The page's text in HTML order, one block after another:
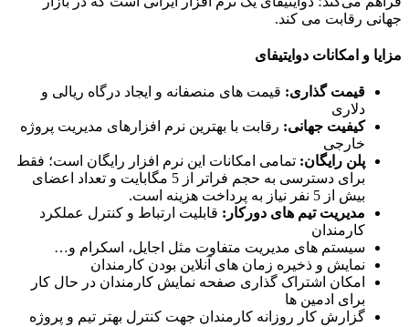
رقابت می کند.
و امکانات دوایتیفای
قیمت گذاری:قیمت های منصفانه و ایجاد درگاه ریالی و
دلاری
کیفیت جهانی:رقابت با بهترین نرم افزارهای مدیریت پروژه
خارجی
پلن رایگان:تمامی امکانات این نرم افزار رایگان است؛ فقط
برای دسترسی به حجم فراتر از 5 مگابایت و تعداد اعضای
بیش از 5 نفر نیاز به پرداخت هزینه است.
مدیریت تیم های دورکار:قابلیت ارتباط و کنترل عملکرد
کارمندان
سیستم های مدیریت متفاوت مثل اجایل، اسکرام و…
نمایش و ذخیره زمان های آنلاین بودن کارمندان
امکان اشتراک گذاری صفحه نمایش کارمندان در حال کار
برای ادمین ها
گزارش کار روزانه کارمندان جهت کنترل بهتر تیم و پروژه